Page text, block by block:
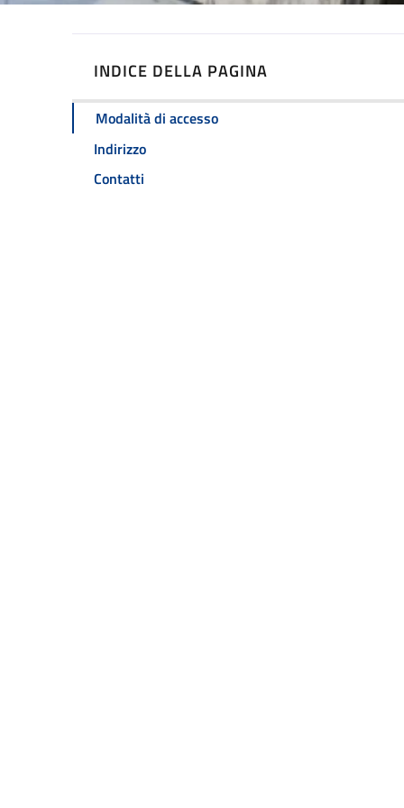
INDICE DELLA PAGINA
Modalità di accesso
Indirizzo
Contatti